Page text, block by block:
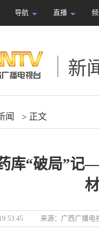
导航 直播
新
闻 > 正文
库“破局”记
来源： 广西广播电